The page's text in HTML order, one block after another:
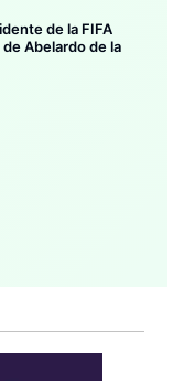
de la FIFA
Abelardo de la